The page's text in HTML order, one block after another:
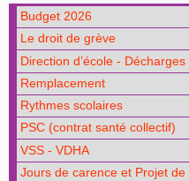
Budget 2026
Le droit de grève
Direction d’école -
Remplacement
Rythmes scolaires
PSC (contrat santé collectif)
VSS - VDHA
Jours de carence et Projet